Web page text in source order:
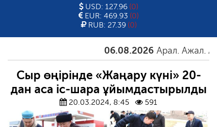
USD: 127.96 (0)
EUR: 469.93 (0)
RUB: 27.39 (0)
06.08.2026 Арал. Ажал.
Сыр өңірінде «Жаңару күні» 20-
дан аса іс-шара ұйымдастырылды
20.03.2024, 8:45 591